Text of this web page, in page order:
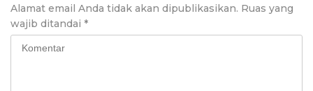
Alamat email Anda tidak akan dipublikasikan. Ruas yang
wajib ditandai *